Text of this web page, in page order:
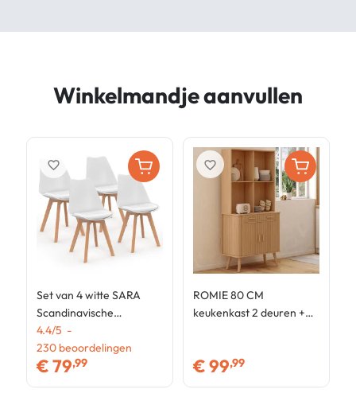
Winkelmandje aanvullen
Set van 4 witte SARA
Scandinavische
eetkamerstoelen
4.4/5 -
230 beoordelingen
€79,99
favorite_border
ROMIE 80 CM
keukenkast 2 deuren +
€99,99
favorite_border